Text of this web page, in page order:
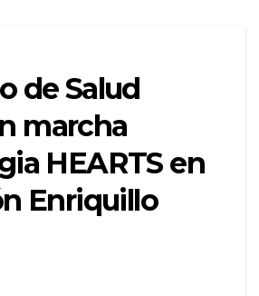
de Salud
marcha
HEARTS en
Enriquillo